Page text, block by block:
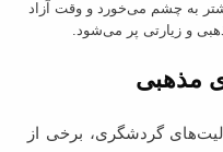
به چشم می‌خورد و وقت آزاد
و زیارتی پر می‌شود.
مذهبی
فعالیت‌های گردشگری، برخی از